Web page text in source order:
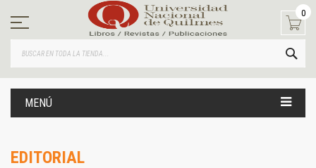
contenido
0
MENÚ
EDITORIAL